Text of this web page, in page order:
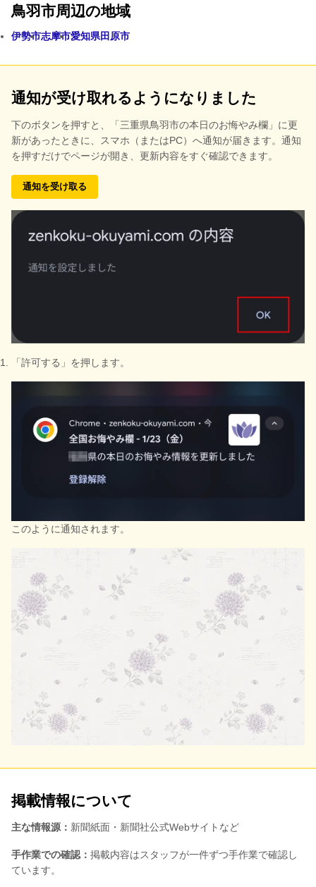
鳥羽市周辺の地域
伊勢市志摩市愛知県田原市
通知が受け取れるようになりました
下のボタンを押すと、
「三重県鳥羽市の本日のお悔やみ欄」に更
新があったときに、スマホ（またはPC）へ通知が届きます。通知
を押すだけでページが開き、更新内容をすぐ確認できます。
通知を受け取る
「許可する」を押します。
このように通知されます。
掲載情報について
主な情報源： 新聞紙面・新聞社公式Webサイトなど
手作業での確認： 掲載内容はスタッフが一件ずつ手作業で確認し
ています。